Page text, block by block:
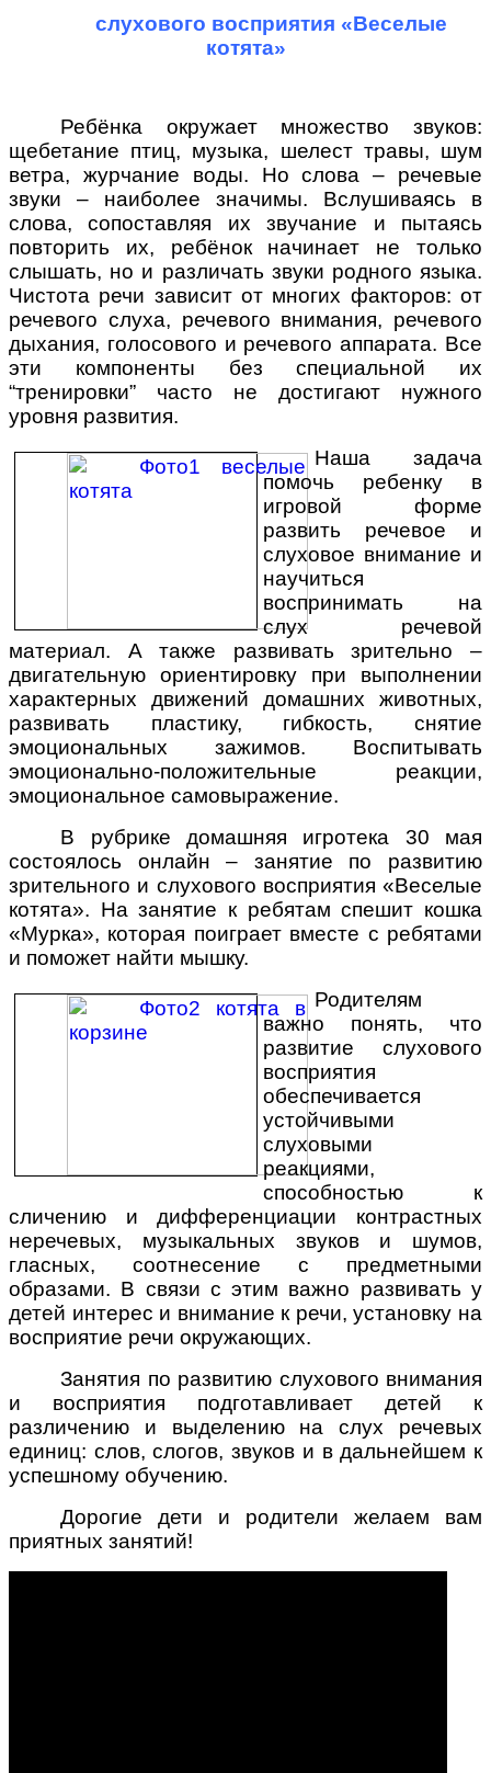
слухового восприятия «Веселые
котята»
Ребёнка окружает множество звуков:
щебетание птиц, музыка, шелест травы, шум
ветра, журчание воды. Но слова – речевые
звуки – наиболее значимы. Вслушиваясь в
слова, сопоставляя их звучание и пытаясь
повторить их, ребёнок начинает не только
слышать, но и различать звуки родного языка.
Чистота речи зависит от многих факторов: от
речевого слуха, речевого внимания, речевого
дыхания, голосового и речевого аппарата. Все
эти компоненты без специальной их
“тренировки” часто не достигают нужного
уровня развития.
Наша задача
помочь ребенку в
игровой форме
развить речевое и
слуховое внимание и
научиться
воспринимать на
слух речевой
материал. А также развивать зрительно –
двигательную ориентировку при выполнении
характерных движений домашних животных,
развивать пластику, гибкость, снятие
эмоциональных зажимов. Воспитывать
эмоционально-положительные реакции,
эмоциональное самовыражение.
В рубрике домашняя игротека 30 мая
состоялось онлайн – занятие по развитию
зрительного и слухового восприятия «Веселые
котята». На занятие к ребятам спешит кошка
«Мурка», которая поиграет вместе с ребятами
и поможет найти мышку.
Родителям
важно понять, что
развитие слухового
восприятия
обеспечивается
устойчивыми
слуховыми
реакциями,
способностью к
сличению и дифференциации контрастных
неречевых, музыкальных звуков и шумов,
гласных, соотнесение с предметными
образами. В связи с этим важно развивать у
детей интерес и внимание к речи, установку на
восприятие речи окружающих.
Занятия по развитию слухового внимания
и восприятия подготавливает детей к
различению и выделению на слух речевых
единиц: слов, слогов, звуков и в дальнейшем к
успешному обучению.
Дорогие дети и родители желаем вам
приятных занятий!